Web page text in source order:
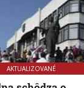
AKTUALIZOVANÉ